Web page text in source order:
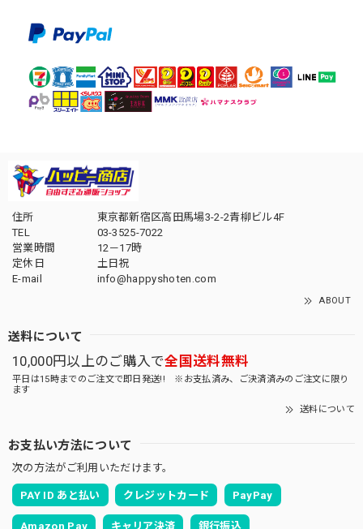
住所
東京都新宿区高田馬場3-2-2青柳ビル4F
TEL
03-3525-7022
営業時間
12－17時
定休日
土日祝
E-mail
info@happyshoten.com
ABOUT
送料について
10,000円以上のご購入で全国送料無料
平日は15時までのご注文で即日発送!! ※お支払済み、ご決済済みのご注文に限り
ます
送料について
お支払い方法について
次の方法がご利用いただけます。
PAY ID あと払い クレジットカード PayPay
Amazon Pay キャリア決済 銀行振込